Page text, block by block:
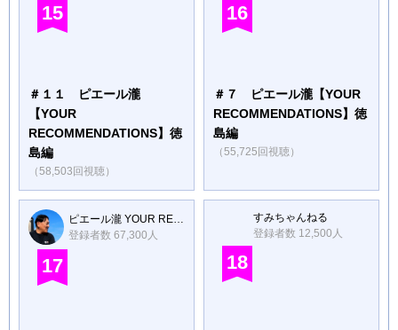
15
＃１１ ピエール瀧
【YOUR
RECOMMENDATIONS】徳
島編
（58,503回視聴）
16
＃７ ピエール瀧【YOUR
RECOMMENDATIONS】徳
島編
（55,725回視聴）
ピエール瀧 YOUR RECOMMENDATIONS
登録者数 67,300人
17
すみちゃんねる
登録者数 12,500人
18